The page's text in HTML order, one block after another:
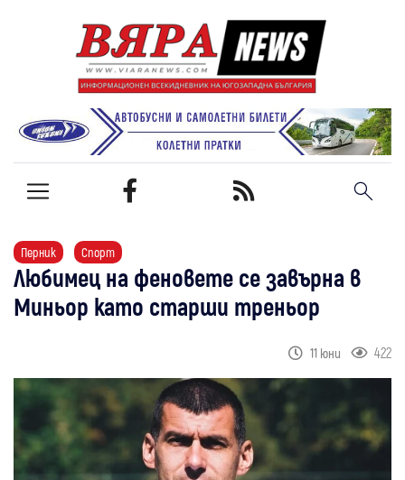
Перник Спорт
Любимец на феновете се завърна в
Миньор като старши треньор
11 юни 422